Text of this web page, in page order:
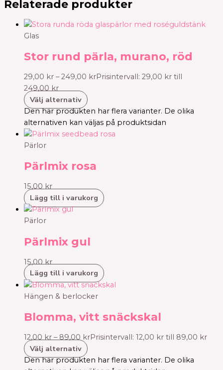
Relaterade produkter
Glas
Stor rund pärla, murano, röd
29,00 kr – 249,00 krPrisintervall: 29,00 kr till
249,00 kr
Välj alternativ
Den här produkten har flera varianter. De olika
alternativen kan väljas på produktsidan
Pärlor
Pärlmix rosa
15,00 kr
Lägg till i varukorg
Pärlor
Pärlmix gul
15,00kr
Lägg till i varukorg
Hängen & berlocker
Blomma, vitt snäckskal
12,00 kr – 89,00 krPrisintervall: 12,00 kr till 89,00 kr
Välj alternativ
Den här produkten har flera varianter. De olika